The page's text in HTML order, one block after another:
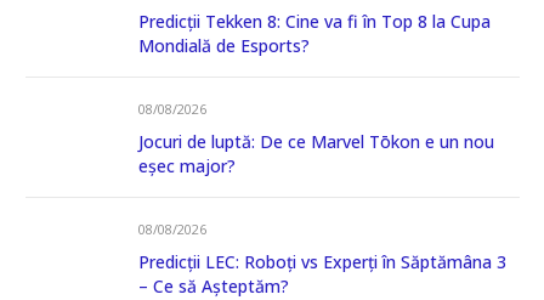
Predicții Tekken 8: Cine va fi în Top 8 la Cupa
Mondială de Esports?
08/08/2026
Jocuri de luptă: De ce Marvel Tōkon e un nou
eșec major?
08/08/2026
Predicții LEC: Roboți vs Experți în Săptămâna 3
– Ce să Așteptăm?